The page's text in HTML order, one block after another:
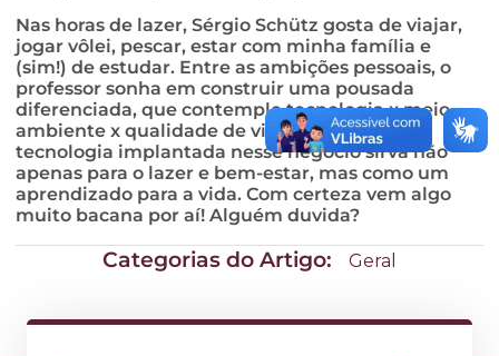
Nas horas de lazer, Sérgio Schütz gosta de viajar,
jogar vôlei, pescar, estar com minha família e
(sim!) de estudar. Entre as ambições pessoais, o
professor sonha em construir uma pousada
diferenciada, que contemple tecnologia x meio
ambiente x qualidade de vida. A ideia é que a
tecnologia implantada nesse negócio sirva não
apenas para o lazer e bem-estar, mas como um
aprendizado para a vida. Com certeza vem algo
muito bacana por aí! Alguém duvida?
Categorias do Artigo: Geral